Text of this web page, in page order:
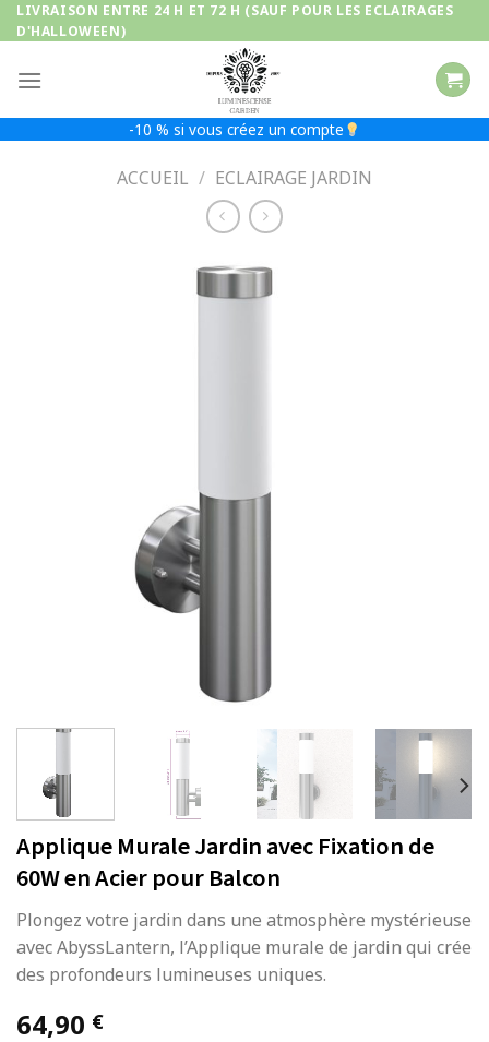
Passer
au
LIVRAISON ENTRE 24 H ET 72 H (SAUF POUR LES ECLAIRAGES
D'HALLOWEEN)
-10 % si vous créez un compte
ACCUEIL / ECLAIRAGE JARDIN
Applique Murale Jardin avec Fixation de
60W en Acier pour Balcon
Plongez votre jardin dans une atmosphère mystérieuse
avec AbyssLantern, l’Applique murale de jardin qui crée
des profondeurs lumineuses uniques.
64,90 €